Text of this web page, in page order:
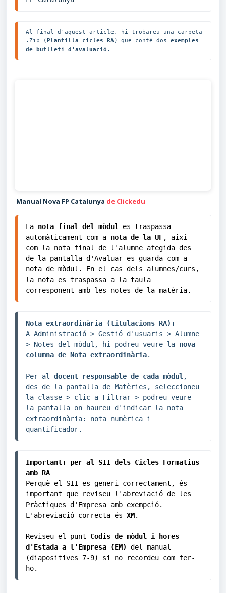
Al final d'aquest article, hi trobareu una carpeta
.Zip (Plantilla cicles RA) que conté dos exemples
de butlletí d'avaluació .
Manual Nova FP Catalunya de Clickedu
La nota final del mòdul
es traspassa
automàticament com a nota de la UF, així
com la nota final de l'alumne afegida des
de la pantalla d'Avaluar es guarda com a
nota de mòdul. En el cas dels alumnes/curs,
la nota es traspassa a la taula
corresponent amb les notes de la matèria.
Nota extraordinària (titulacions RA):
A Administració > Gestió d'usuaris > Alumne
> Notes del mòdul, hi podreu veure la nova
columna de Nota extraordinària.
Per al docent responsable de cada mòdul ,
des de la pantalla de Matèries, seleccioneu
la classe > clic a Filtrar > podreu veure
la pantalla on haureu d'indicar la nota
extraordinària: nota numèrica i
quantificador.
Important: per al SII dels Cicles Formatius
amb RA
Perquè el SII es generi correctament, és
important que reviseu l'abreviació de les
Pràctiques d'Empresa amb exempció.
L'abreviació correcta és XM.
Reviseu el punt Codis de mòdul i hores
d'Estada a l'Empresa (EM)
del manual
(diapositives 7-9) si no recordeu com fer-
ho.